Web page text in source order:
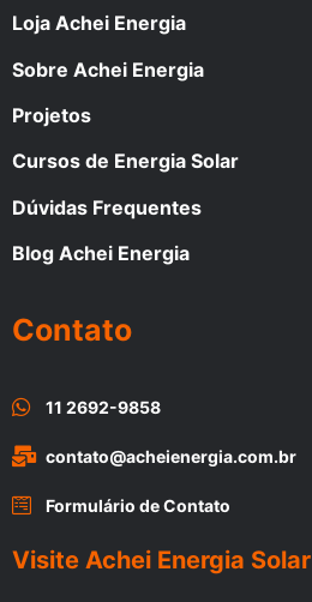
Loja Achei Energia
Sobre Achei Energia
Projetos
Cursos de Energia Solar
Dúvidas Frequentes
Blog Achei Energia
Contato
11 2692-9858
contato@acheienergia.com.br
Formulário de Contato
Visite Achei Energia Solar